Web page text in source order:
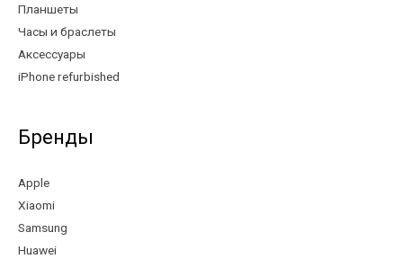
Планшеты
Часы и браслеты
Аксессуары
iPhone refurbished
Бренды
Apple
Xiaomi
Samsung
Huawei